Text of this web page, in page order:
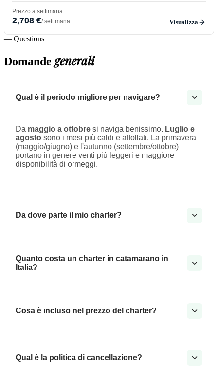
Prezzo a settimana
2,708 €/ settimana Visualizza
— Questions
Domandegenerali
Qual è il periodo migliore per navigare?
Da maggio a ottobre si naviga benissimo. Luglio e
agosto sono i mesi più caldi e affollati. La primavera
(maggio/giugno) e l'autunno (settembre/ottobre)
portano in genere venti più leggeri e maggiore
disponibilità di ormeggi.
Da dove parte il mio charter?
Quanto costa un charter in catamarano in
Italia?
Cosa è incluso nel prezzo del charter?
Qual è la politica di cancellazione?